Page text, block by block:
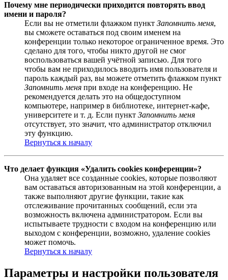
Почему мне периодически приходится повторять ввод
имени и пароля?
Если вы не отметили флажком пункт Запомнить меня,
вы сможете оставаться под своим именем на
конференции только некоторое ограниченное время. Это
сделано для того, чтобы никто другой не смог
воспользоваться вашей учётной записью. Для того
чтобы вам не приходилось вводить имя пользователя и
пароль каждый раз, вы можете отметить флажком пункт
Запомнить меня при входе на конференцию. Не
рекомендуется делать это на общедоступном
компьютере, например в библиотеке, интернет-кафе,
университете и т. д. Если пункт Запомнить меня
отсутствует, это значит, что администратор отключил
эту функцию.
Вернуться к началу
Что делает функция «Удалить cookies конференции»?
Она удаляет все созданные cookies, которые позволяют
вам оставаться авторизованным на этой конференции, а
также выполняют другие функции, такие как
отслеживание прочитанных сообщений, если эта
возможность включена администратором. Если вы
испытываете трудности с входом на конференцию или
выходом с конференции, возможно, удаление cookies
может помочь.
Вернуться к началу
Параметры и настройки пользователя